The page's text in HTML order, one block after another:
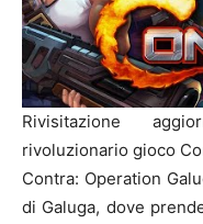
Rivisitazione
rivoluzionario gioco
Contra: Operation
di Galuga, dove